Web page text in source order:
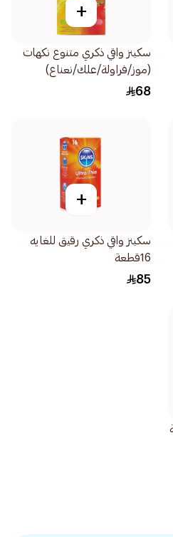
+
سكينز واقي ذكري متنوع نكهات
(موز/فراولة/علك/نعناع)
16قطعة
68
+
سكينز واقي ذكري رقيق للغايه
16قطعة
85